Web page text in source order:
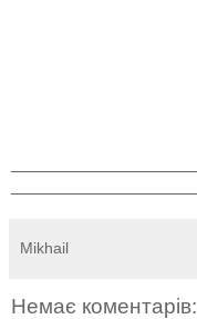
Mikhail
Немає коментарів: